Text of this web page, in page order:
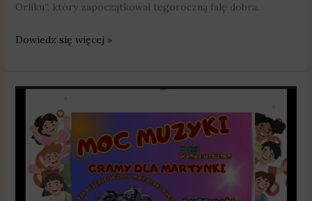
Orliku”, który zapoczątkował tegoroczną falę dobra.
Dowiedz się więcej »
muzyki,
która
zmienia
życie